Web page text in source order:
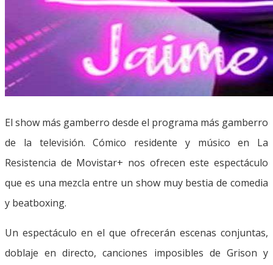
El show más gamberro desde el programa más gamberro
de la televisión. Cómico residente y músico en La
Resistencia de Movistar+ nos ofrecen este espectáculo
que es una mezcla entre un show muy bestia de comedia
y beatboxing.
Un espectáculo en el que ofrecerán escenas conjuntas,
doblaje en directo, canciones imposibles de Grison y